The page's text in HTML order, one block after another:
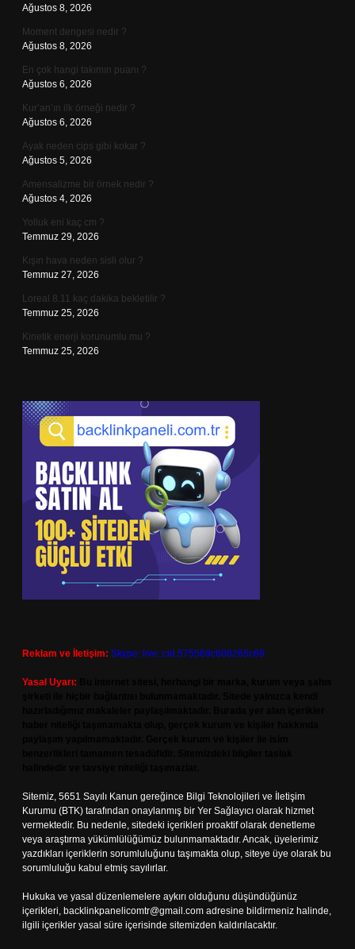
Ağustos 8, 2026
Moment dengesi nedir ?
Ağustos 8, 2026
En çok hangi takımın puanı ?
Ağustos 6, 2026
Kur’an’ın ilk örneği nedir ?
Ağustos 6, 2026
Ayak neden cips gibi kokar ?
Ağustos 5, 2026
Amensalizme bir örnek nedir ?
Ağustos 4, 2026
Yolluk eni kaç cm ?
Temmuz 29, 2026
Kışın hava neden sisli olur ?
Temmuz 27, 2026
Loreal 8.11 kaç dakika bekletilir ?
Temmuz 25, 2026
Kinetik enerji korunumlu mu ?
Temmuz 25, 2026
Reklam ve İletişim: Skype: live:.cid.575569c608265c69
Yasal Uyarı:
Sitemiz, 5651 Sayılı Kanun gereğince Bilgi Teknolojileri ve İletişim
Kurumu (BTK) tarafından onaylanmış bir Yer Sağlayıcı olarak hizmet
vermektedir. Bu nedenle, sitedeki içerikleri proaktif olarak denetleme
veya araştırma yükümlülüğümüz bulunmamaktadır. Ancak, üyelerimiz
yazdıkları içeriklerin sorumluluğunu taşımakta olup, siteye üye olarak bu
sorumluluğu kabul etmiş sayılırlar.
Hukuka ve yasal düzenlemelere aykırı olduğunu düşündüğünüz
içerikleri, backlinkpanelicomtr@gmail.com adresine bildirmeniz halinde,
ilgili içerikler yasal süre içerisinde sitemizden kaldırılacaktır.